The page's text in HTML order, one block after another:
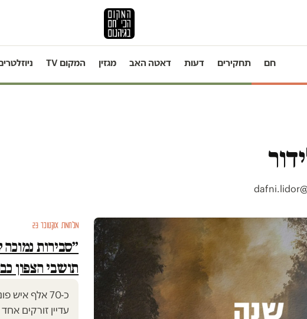
חם תחקירים דעות דאטה האב מגזין המקום TV
מלחמת אוקטובר 23
״סבירות
תושבי הצפון
כ-70 אלף
עדיין זורקים